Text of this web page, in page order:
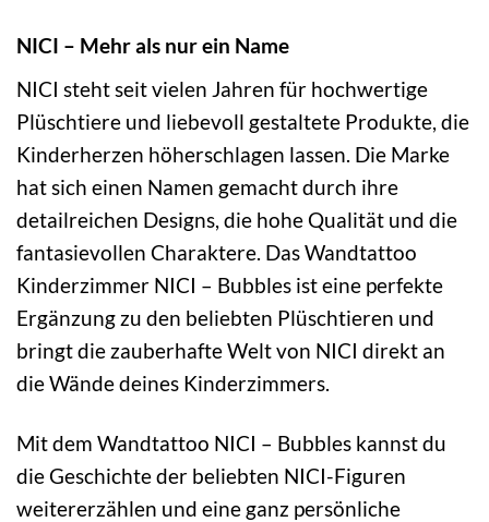
NICI – Mehr als nur ein Name
NICI steht seit vielen Jahren für hochwertige
Plüschtiere und liebevoll gestaltete Produkte, die
Kinderherzen höherschlagen lassen. Die Marke
hat sich einen Namen gemacht durch ihre
detailreichen Designs, die hohe Qualität und die
fantasievollen Charaktere. Das Wandtattoo
Kinderzimmer NICI – Bubbles ist eine perfekte
Ergänzung zu den beliebten Plüschtieren und
bringt die zauberhafte Welt von NICI direkt an
die Wände deines Kinderzimmers.
Mit dem Wandtattoo NICI – Bubbles kannst du
die Geschichte der beliebten NICI-Figuren
weitererzählen und eine ganz persönliche